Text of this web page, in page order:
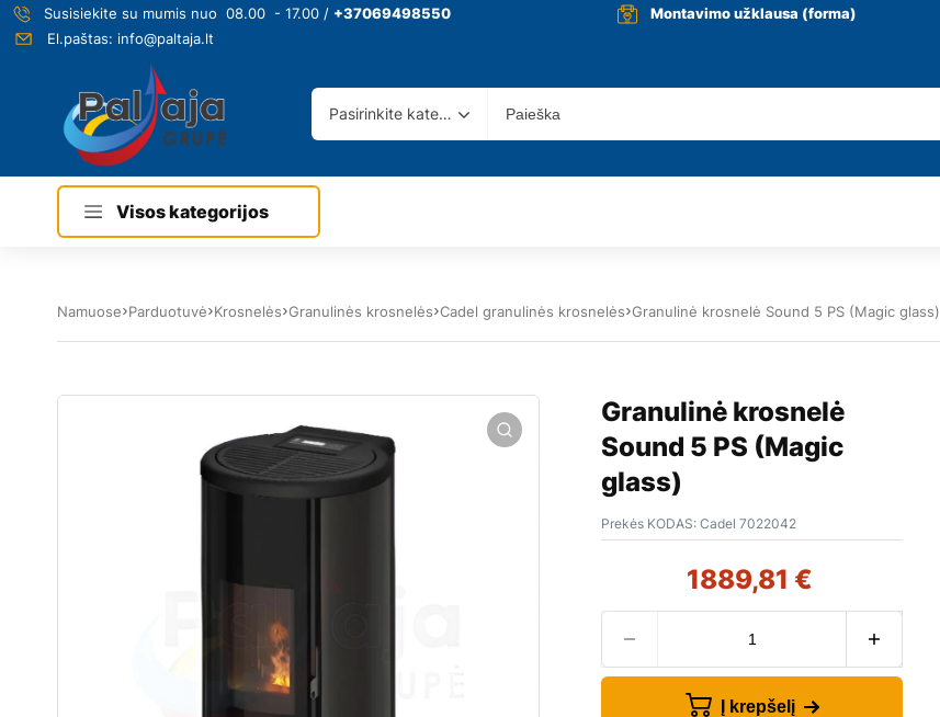
Susisiekite su mumis nuo 08.00 - 17.00 / +37069498550 Montavimo užklausa (forma)
El.paštas: info@paltaja.lt
Pasirinkite kategoriją
Visos kategorijos
Namuose Parduotuvė Krosnelės Granulinės krosnelės Cadel granulinės krosnelės Granulinė krosnelė Sound 5 PS (Magic glass)
Granulinė krosnelė
Sound 5 PS (Magic
glass)
Prekės KODAS: Cadel 7022042
1889,81 €
Į krepšelį